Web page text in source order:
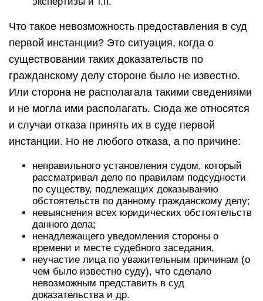
Что такое невозможность предоставления в суд
первой инстанции? Это ситуация, когда о
существовании таких доказательств по
гражданскому делу стороне было не известно.
Или сторона не располагала такими сведениями
и не могла ими располагать. Сюда же относятся
и случаи отказа принять их в суде первой
инстанции. Но не любого отказа, а по причине:
неправильного установления судом, который
рассматривал дело по правилам подсудности
по существу, подлежащих доказыванию
обстоятельств по данному гражданскому делу;
невыяснения всех юридических обстоятельств
данного дела;
ненадлежащего уведомления стороны о
времени и месте судебного заседания,
неучастие лица по уважительным причинам (о
чем было известно суду), что сделало
невозможным представить в суд
доказательства и др.